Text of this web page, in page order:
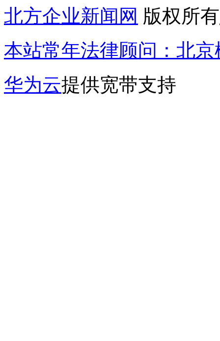
北方企业新闻网 版权所有
本站常年法律顾问：北
华为云提供宽带支持